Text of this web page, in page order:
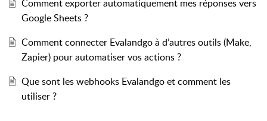
Comment exporter automatiquement mes réponses vers
Google Sheets ?
Comment connecter Evalandgo à d’autres outils (Make,
Zapier) pour automatiser vos actions ?
Que sont les webhooks Evalandgo et comment les
utiliser ?